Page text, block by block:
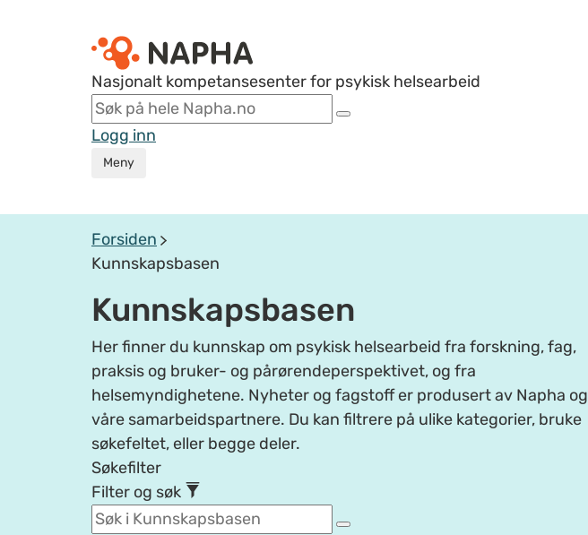
Nasjonalt kompetansesenter for psykisk helsearbeid
Logg inn
Meny
Forsiden
Kunnskapsbasen
Kunnskapsbasen
Her finner du kunnskap om psykisk helsearbeid fra forskning, fag,
praksis og bruker- og pårørendeperspektivet, og fra
helsemyndighetene. Nyheter og fagstoff er produsert av Napha og
våre samarbeidspartnere. Du kan filtrere på ulike kategorier, bruke
søkefeltet, eller begge deler.
Søkefilter
Filter og søk